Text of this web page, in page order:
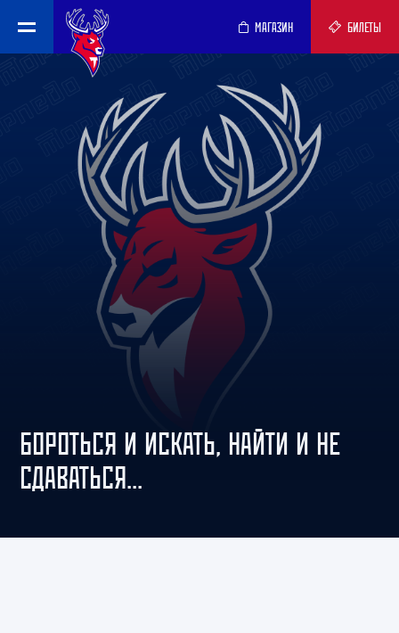
МАГАЗИН БИЛЕТЫ
БОРОТЬСЯ И ИСКАТЬ, НАЙТИ И НЕ
СДАВАТЬСЯ...